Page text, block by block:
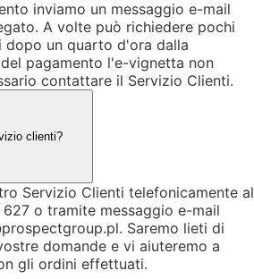
inviamo un messaggio e-mail
A volte può richiedere pochi
dopo un quarto d'ora dalla
pagamento l'e-vignetta non
contattare il Servizio Clienti.
clienti?
Servizio Clienti telefonicamente al
o tramite messaggio e-mail
Saremo lieti di
domande e vi aiuteremo a
gli ordini effettuati.